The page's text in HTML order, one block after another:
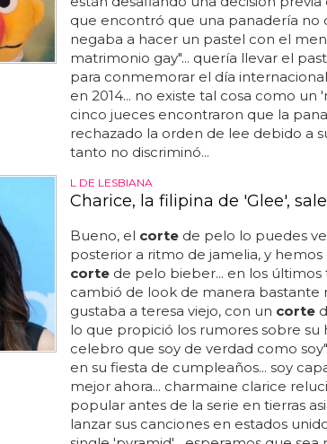
que encontró que una panadería no
negaba a hacer un pastel con el
matrimonio gay"... quería llevar el
para conmemorar el día
en 2014... no existe tal cosa como un
cinco jueces encontraron que la
rechazado la orden de lee debido a
tanto no discriminó...
L DE LESBIANA
Charice, la filipina de 'Glee',
Bueno, el cortede pelo lo puedes
posterior a ritmo de jamelia, y
cortede pelo bieber... en los últimos
cambió de look de manera bastante
gustaba a teresa viejo, con un corte
lo que propició los rumores sobre su
celebro que soy de verdad como
en su fiesta de cumpleaños... soy
mejor ahora... charmaine clarice
popular antes de la serie en tierras
lanzar sus canciones en estados